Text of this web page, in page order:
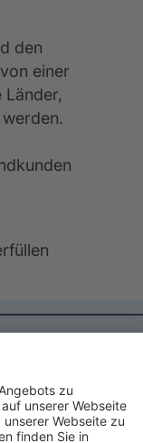
den
einer
Länder,
17